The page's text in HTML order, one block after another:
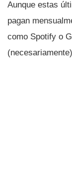
Aunque estas
pagan
como Spotify o